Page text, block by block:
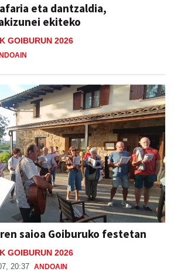
eta dantzaldia,
ekiteko
GOIBURUN 2026
saioa Goiburuko festetan
GOIBURUN 2026
20:37 ANDOAIN